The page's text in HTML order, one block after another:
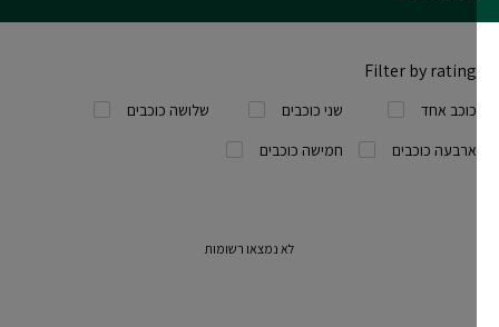
Filter by rating
כוכב אחד שני כוכבים
שלושה כוכבים
ארבעה כוכבים
חמישה כוכבים
לא נמצאו רשומות